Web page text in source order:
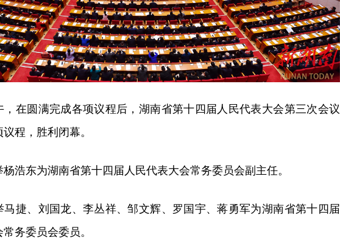
，在圆满完成各项议程后，湖南省第十四届人民代表大会第三次会议
程，胜利闭幕。
杨浩东为湖南省第十四届人民代表大会常务委员会副主任。
马捷、刘国龙、李丛祥、邹文辉、罗国宇、蒋勇军为湖南省第十四届
务委员会委员。